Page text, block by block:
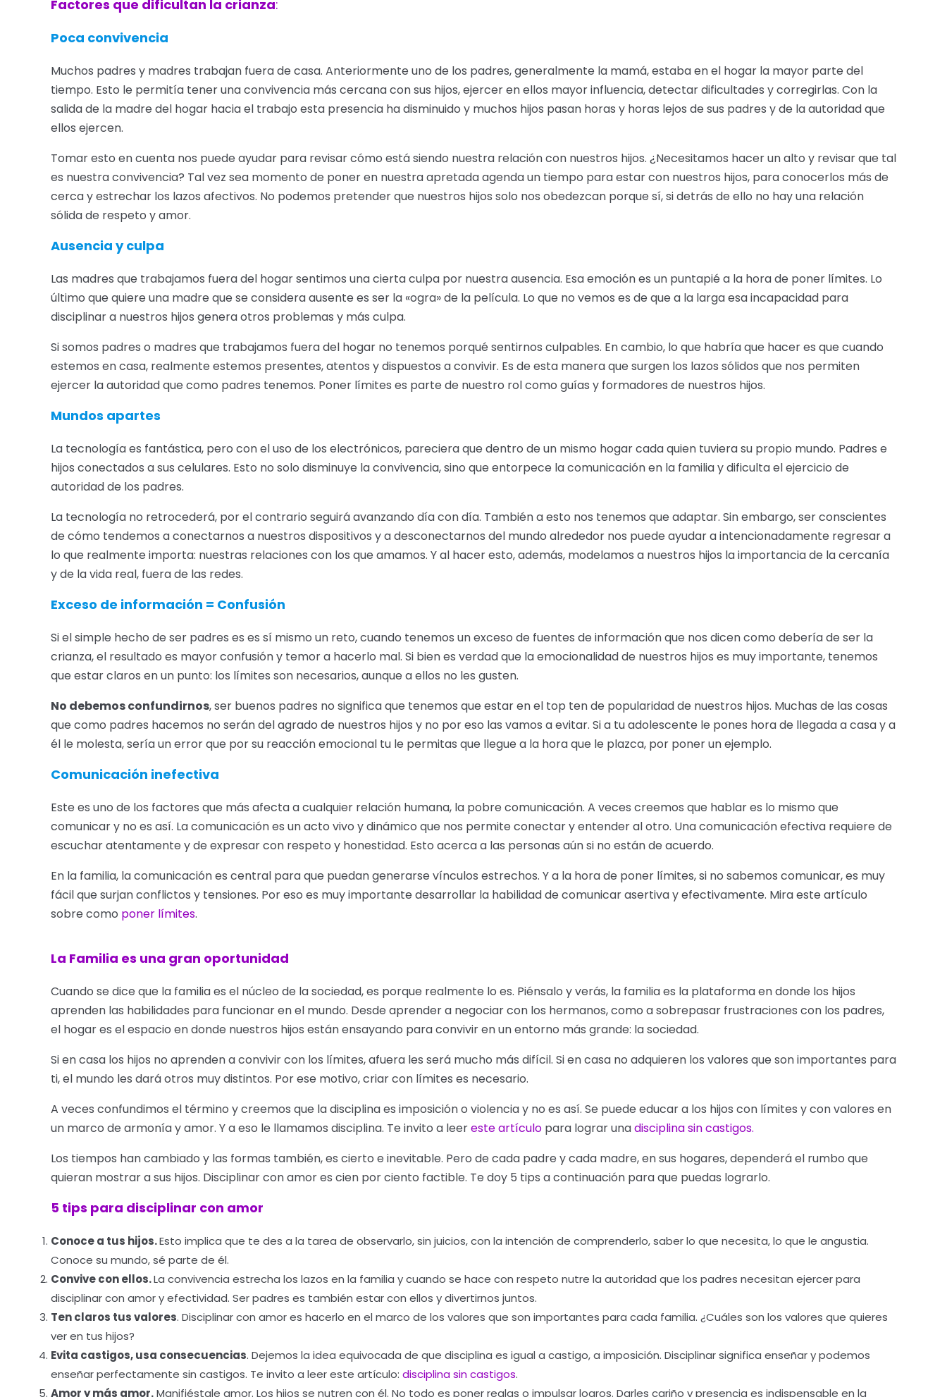
Factores que dificultan la crianza:
Poca convivencia
Muchos padres y madres trabajan fuera de casa. Anteriormente uno de los padres, generalmente la mamá, estaba en el hogar la mayor parte del
tiempo. Esto le permitía tener una convivencia más cercana con sus hijos, ejercer en ellos mayor influencia, detectar dificultades y corregirlas. Con la
salida de la madre del hogar hacia el trabajo esta presencia ha disminuido y muchos hijos pasan horas y horas lejos de sus padres y de la autoridad que
ellos ejercen.
Tomar esto en cuenta nos puede ayudar para revisar cómo está siendo nuestra relación con nuestros hijos. ¿Necesitamos hacer un alto y revisar que tal
es nuestra convivencia? Tal vez sea momento de poner en nuestra apretada agenda un tiempo para estar con nuestros hijos, para conocerlos más de
cerca y estrechar los lazos afectivos. No podemos pretender que nuestros hijos solo nos obedezcan porque sí, si detrás de ello no hay una relación
sólida de respeto y amor.
Ausencia y culpa
Las madres que trabajamos fuera del hogar sentimos una cierta culpa por nuestra ausencia. Esa emoción es un puntapié a la hora de poner límites. Lo
último que quiere una madre que se considera ausente es ser la «ogra» de la película. Lo que no vemos es de que a la larga esa incapacidad para
disciplinar a nuestros hijos genera otros problemas y más culpa.
Si somos padres o madres que trabajamos fuera del hogar no tenemos porqué sentirnos culpables. En cambio, lo que habría que hacer es que cuando
estemos en casa, realmente estemos presentes, atentos y dispuestos a convivir. Es de esta manera que surgen los lazos sólidos que nos permiten
ejercer la autoridad que como padres tenemos. Poner límites es parte de nuestro rol como guías y formadores de nuestros hijos.
Mundos apartes
La tecnología es fantástica, pero con el uso de los electrónicos, pareciera que dentro de un mismo hogar cada quien tuviera su propio mundo. Padres e
hijos conectados a sus celulares. Esto no solo disminuye la convivencia, sino que entorpece la comunicación en la familia y dificulta el ejercicio de
autoridad de los padres.
La tecnología no retrocederá, por el contrario seguirá avanzando día con día. También a esto nos tenemos que adaptar. Sin embargo, ser conscientes
de cómo tendemos a conectarnos a nuestros dispositivos y a desconectarnos del mundo alrededor nos puede ayudar a intencionadamente regresar a
lo que realmente importa: nuestras relaciones con los que amamos. Y al hacer esto, además, modelamos a nuestros hijos la importancia de la cercanía
y de la vida real, fuera de las redes.
Exceso de información = Confusión
Si el simple hecho de ser padres es es sí mismo un reto, cuando tenemos un exceso de fuentes de información que nos dicen como debería de ser la
crianza, el resultado es mayor confusión y temor a hacerlo mal. Si bien es verdad que la emocionalidad de nuestros hijos es muy importante, tenemos
que estar claros en un punto: los límites son necesarios, aunque a ellos no les gusten.
No debemos confundirnos, ser buenos padres no significa que tenemos que estar en el top ten de popularidad de nuestros hijos. Muchas de las cosas
que como padres hacemos no serán del agrado de nuestros hijos y no por eso las vamos a evitar. Si a tu adolescente le pones hora de llegada a casa y a
él le molesta, sería un error que por su reacción emocional tu le permitas que llegue a la hora que le plazca, por poner un ejemplo.
Comunicación inefectiva
Este es uno de los factores que más afecta a cualquier relación humana, la pobre comunicación. A veces creemos que hablar es lo mismo que
comunicar y no es así. La comunicación es un acto vivo y dinámico que nos permite conectar y entender al otro. Una comunicación efectiva requiere de
escuchar atentamente y de expresar con respeto y honestidad. Esto acerca a las personas aún si no están de acuerdo.
En la familia, la comunicación es central para que puedan generarse vínculos estrechos. Y a la hora de poner límites, si no sabemos comunicar, es muy
fácil que surjan conflictos y tensiones. Por eso es muy importante desarrollar la habilidad de comunicar asertiva y efectivamente. Mira este artículo
sobre como poner límites.
La Familia es una gran oportunidad
Cuando se dice que la familia es el núcleo de la sociedad, es porque realmente lo es. Piénsalo y verás, la familia es la plataforma en donde los hijos
aprenden las habilidades para funcionar en el mundo. Desde aprender a negociar con los hermanos, como a sobrepasar frustraciones con los padres,
el hogar es el espacio en donde nuestros hijos están ensayando para convivir en un entorno más grande: la sociedad.
Si en casa los hijos no aprenden a convivir con los límites, afuera les será mucho más difícil. Si en casa no adquieren los valores que son importantes para
ti, el mundo les dará otros muy distintos. Por ese motivo, criar con límites es necesario.
A veces confundimos el término y creemos que la disciplina es imposición o violencia y no es así. Se puede educar a los hijos con límites y con valores en
un marco de armonía y amor. Y a eso le llamamos disciplina. Te invito a leereste artículo para lograr unadisciplina sin castigos.
Los tiempos han cambiado y las formas también, es cierto e inevitable. Pero de cada padre y cada madre, en sus hogares, dependerá el rumbo que
quieran mostrar a sus hijos. Disciplinar con amor es cien por ciento factible. Te doy 5 tips a continuación para que puedas lograrlo.
5 tips para disciplinar con amor
Conoce a tus hijos.Esto implica que te des a la tarea de observarlo, sin juicios, con la intención de comprenderlo, saber lo que necesita, lo que le angustia.
Conoce su mundo, sé parte de él.
Convive con ellos.La convivencia estrecha los lazos en la familia y cuando se hace con respeto nutre la autoridad que los padres necesitan ejercer para
disciplinar con amor y efectividad. Ser padres es también estar con ellos y divertirnos juntos.
Ten claros tus valores. Disciplinar con amor es hacerlo en el marco de los valores que son importantes para cada familia. ¿Cuáles son los valores que quieres
ver en tus hijos?
Evita castigos, usa consecuencias. Dejemos la idea equivocada de que disciplina es igual a castigo, a imposición. Disciplinar significa enseñar y podemos
enseñar perfectamente sin castigos. Te invito a leer este artículo: disciplina sin castigos.
Amor y más amor.Manifiéstale amor. Los hijos se nutren con él. No todo es poner reglas o impulsar logros. Darles cariño y presencia es indispensable en la